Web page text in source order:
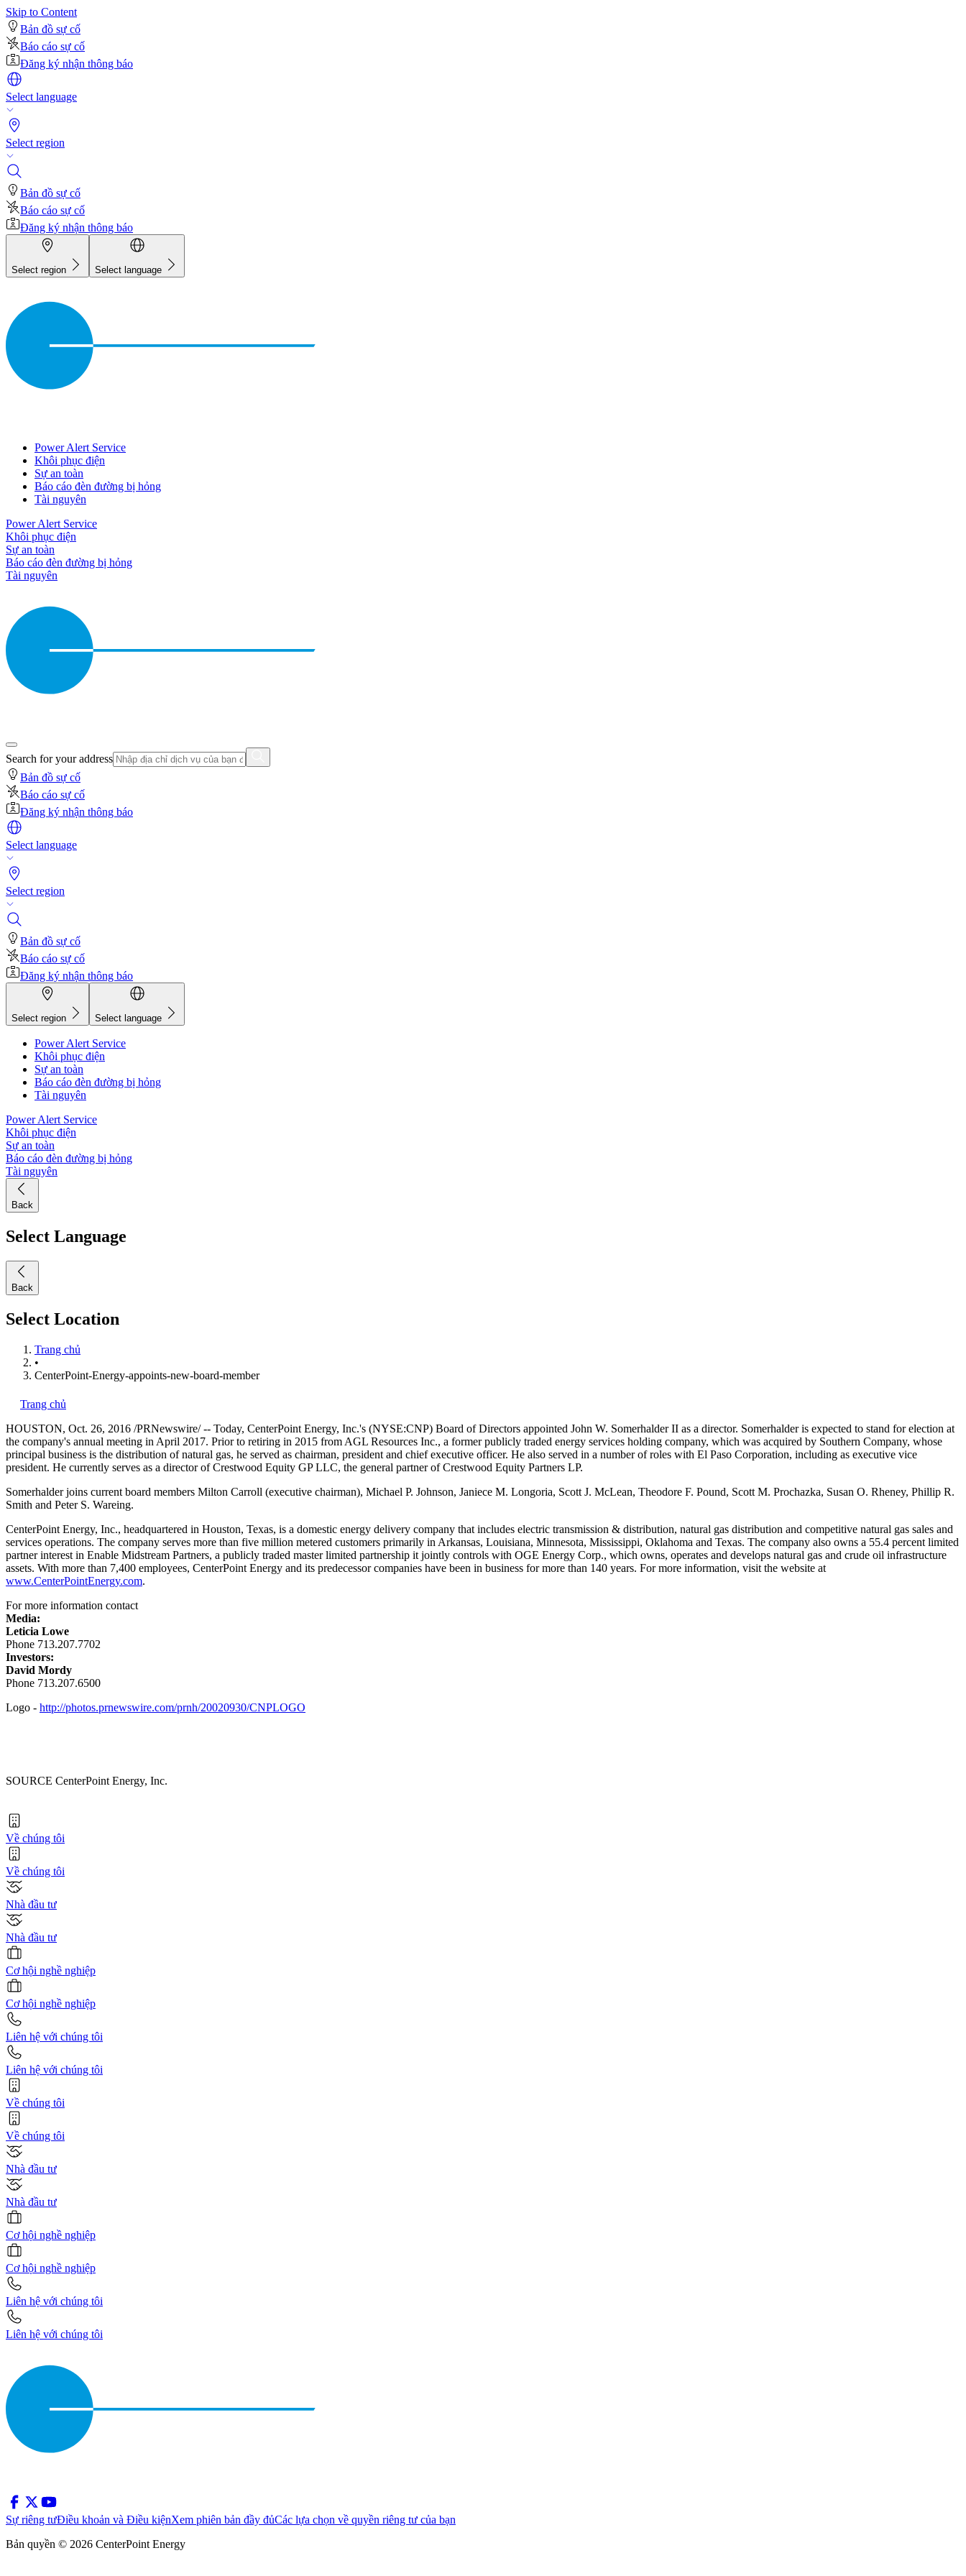
Skip to Content
Bản đồ sự cố
Báo cáo sự cố
Đăng ký nhận thông báo
Select language
Select region
Bản đồ sự cố
Báo cáo sự cố
Đăng ký nhận thông báo
Select region Select language
Power Alert Service
Khôi phục điện
Sự an toàn
Báo cáo đèn đường bị hỏng
Tài nguyên
Power Alert Service
Khôi phục điện
Sự an toàn
Báo cáo đèn đường bị hỏng
Tài nguyên
Search for your address
Bản đồ sự cố
Báo cáo sự cố
Đăng ký nhận thông báo
Select language
Select region
Bản đồ sự cố
Báo cáo sự cố
Đăng ký nhận thông báo
Select region Select language
Power Alert Service
Khôi phục điện
Sự an toàn
Báo cáo đèn đường bị hỏng
Tài nguyên
Power Alert Service
Khôi phục điện
Sự an toàn
Báo cáo đèn đường bị hỏng
Tài nguyên
Back
Select Language
Back
Select Location
Trang chủ
•
CenterPoint-Energy-appoints-new-board-member
Trang chủ
HOUSTON, Oct. 26, 2016 /PRNewswire/ -- Today, CenterPoint Energy, Inc.'s (NYSE:CNP) Board of Directors appointed John W. Somerhalder II as a director. Somerhalder is expected to stand for election at
the company's annual meeting in April 2017. Prior to retiring in 2015 from AGL Resources Inc., a former publicly traded energy services holding company, which was acquired by Southern Company, whose
principal business is the distribution of natural gas, he served as chairman, president and chief executive officer. He also served in a number of roles with El Paso Corporation, including as executive vice
president. He currently serves as a director of Crestwood Equity GP LLC, the general partner of Crestwood Equity Partners LP.
Somerhalder joins current board members Milton Carroll (executive chairman), Michael P. Johnson, Janiece M. Longoria, Scott J. McLean, Theodore F. Pound, Scott M. Prochazka, Susan O. Rheney, Phillip R.
Smith and Peter S. Wareing.
CenterPoint Energy, Inc., headquartered in Houston, Texas, is a domestic energy delivery company that includes electric transmission & distribution, natural gas distribution and competitive natural gas sales and
services operations. The company serves more than five million metered customers primarily in Arkansas, Louisiana, Minnesota, Mississippi, Oklahoma and Texas. The company also owns a 55.4 percent limited
partner interest in Enable Midstream Partners, a publicly traded master limited partnership it jointly controls with OGE Energy Corp., which owns, operates and develops natural gas and crude oil infrastructure
assets. With more than 7,400 employees, CenterPoint Energy and its predecessor companies have been in business for more than 140 years. For more information, visit the website at
www.CenterPointEnergy.com.
For more information contact
Media:
Leticia Lowe
Phone 713.207.7702
Investors:
David Mordy
Phone 713.207.6500
Logo - http://photos.prnewswire.com/prnh/20020930/CNPLOGO
SOURCE CenterPoint Energy, Inc.
Về chúng tôi
Về chúng tôi
Nhà đầu tư
Nhà đầu tư
Cơ hội nghề nghiệp
Cơ hội nghề nghiệp
Liên hệ với chúng tôi
Liên hệ với chúng tôi
Về chúng tôi
Về chúng tôi
Nhà đầu tư
Nhà đầu tư
Cơ hội nghề nghiệp
Cơ hội nghề nghiệp
Liên hệ với chúng tôi
Liên hệ với chúng tôi
Sự riêng tưĐiều khoản và Điều kiệnXem phiên bản đầy đủCác lựa chọn về quyền riêng tư của bạn
Bản quyền © 2026 CenterPoint Energy